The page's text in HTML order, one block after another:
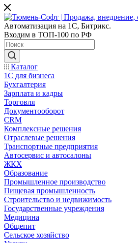
Автоматизация на 1С, Битрикс.
Входим в ТОП-100 по РФ
Каталог
1С для бизнеса
Бухгалтерия
Зарплата и кадры
Торговля
Документооборот
CRM
Комплексные решения
Отраслевые решения
Транспортные предприятия
Автосервис и автосалоны
ЖКХ
Образование
Промышленное производство
Пищевая промышленность
Строительство и недвижимость
Государственные учреждения
Медицина
Общепит
Сельское хозяйство